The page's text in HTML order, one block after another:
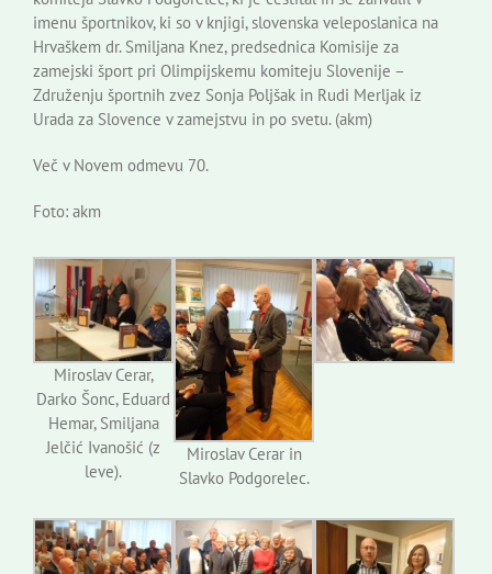
imenu športnikov, ki so v knjigi, slovenska veleposlanica na
Hrvaškem dr. Smiljana Knez, predsednica Komisije za
zamejski šport pri Olimpijskemu komiteju Slovenije –
Združenju športnih zvez Sonja Poljšak in Rudi Merljak iz
Urada za Slovence v zamejstvu in po svetu. (akm)
Več v Novem odmevu 70.
Foto: akm
Miroslav Cerar,
Darko Šonc, Eduard
Hemar, Smiljana
Jelčić Ivanošić (z
leve).
Miroslav Cerar in
Slavko Podgorelec.